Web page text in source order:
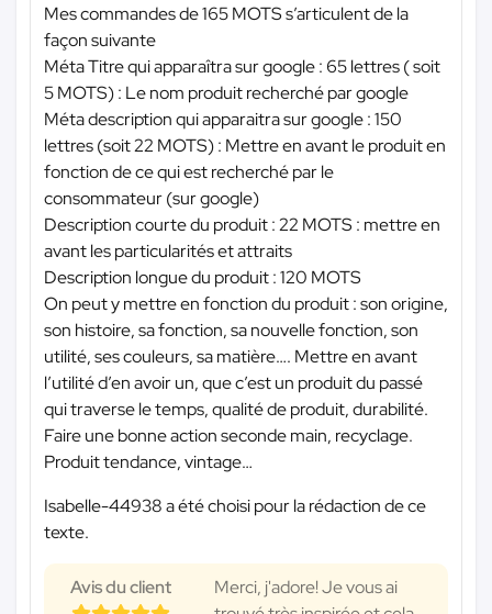
Mes commandes de 165 MOTS s’articulent de la
façon suivante
Méta Titre qui apparaîtra sur google : 65 lettres ( soit
5 MOTS) : Le nom produit recherché par google
Méta description qui apparaitra sur google : 150
lettres (soit 22 MOTS) : Mettre en avant le produit en
fonction de ce qui est recherché par le
consommateur (sur google)
Description courte du produit : 22 MOTS : mettre en
avant les particularités et attraits
Description longue du produit : 120 MOTS
On peut y mettre en fonction du produit : son origine,
son histoire, sa fonction, sa nouvelle fonction, son
utilité, ses couleurs, sa matière…. Mettre en avant
l’utilité d’en avoir un, que c’est un produit du passé
qui traverse le temps, qualité de produit, durabilité.
Faire une bonne action seconde main, recyclage.
Produit tendance, vintage…
Isabelle-44938 a été choisi pour la rédaction de ce
texte.
Avis du client
Merci, j'adore! Je vous ai